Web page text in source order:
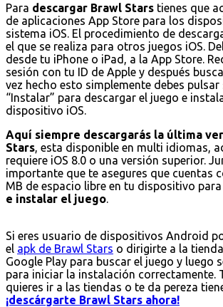
Para descargar Brawl Stars tienes que
de aplicaciones App Store para los
sistema iOS. El procedimiento de
el que se realiza para otros juegos iOS.
desde tu iPhone o iPad, a la App Store.
sesión con tu ID de Apple y después
vez hecho esto simplemente debes
“Instalar” para descargar el juego e
dispositivo iOS.
Aquí siempre descargarás la última
Stars, esta disponible en multi idiomas,
requiere iOS 8.0 o una versión superior.
importante que te asegures que cuentas
MB de espacio libre en tu dispositivo
e instalar el juego.
Si eres usuario de dispositivos Android
el apk de Brawl Stars o dirigirte a la
Google Play para buscar el juego y luego
para iniciar la instalación correctamente.
quieres ir a las tiendas o te da pereza
¡descárgarte Brawl Stars ahora!